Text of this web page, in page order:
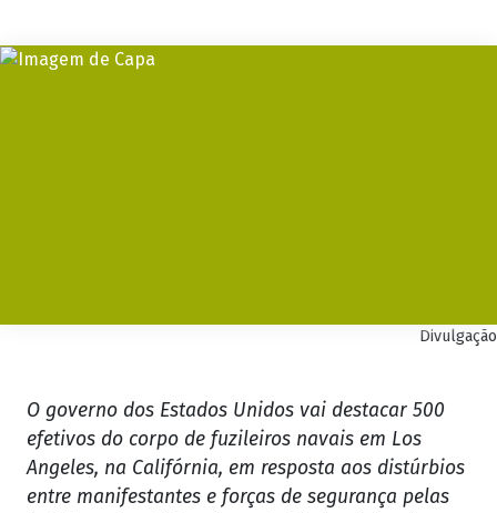
Divulgação
O governo dos Estados Unidos vai destacar 500
efetivos do corpo de fuzileiros navais em Los
Angeles, na Califórnia, em resposta aos distúrbios
entre manifestantes e forças de segurança pelas